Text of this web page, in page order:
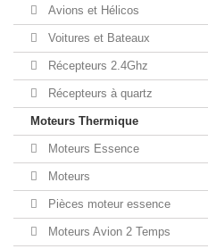
Avions et Hélicos
Voitures et Bateaux
Récepteurs 2.4Ghz
Récepteurs à quartz
Moteurs Thermique
Moteurs Essence
Moteurs
Pièces moteur essence
Moteurs Avion 2 Temps